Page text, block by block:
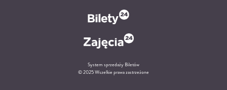
System sprzedaży Biletów
© 2025 Wszelkie prawa zastrzeżone